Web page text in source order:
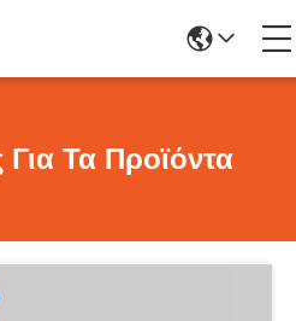
Για Τα Προϊόντα